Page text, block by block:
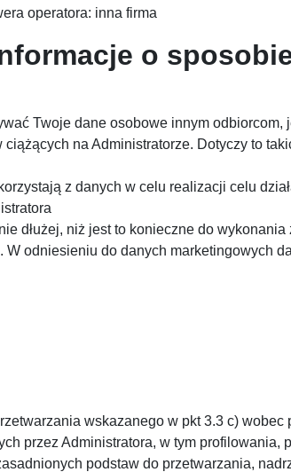
operatora: inna firma
o
Twoje dane osobowe innym
na Administratorze. Dotyczy to
z danych w celu realizacji celu
dłużej, niż jest to konieczne do
odniesieniu do danych marketingowych
wskazanego w pkt 3.3 c)
przez Administratora, w tym profilowania,
podstaw do przetwarzania,